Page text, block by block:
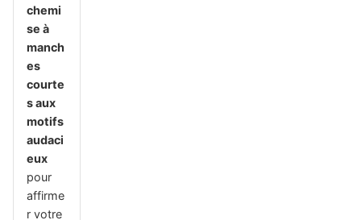
chemi
se à
manch
es
courte
s aux
motifs
audaci
eux
pour
affirme
r votre